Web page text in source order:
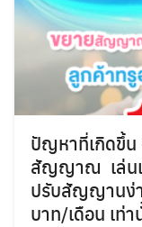
ปัญหาที่เกิดขึ้น
สัญญาณ เล่นเ
ปรับสัญญานง่า
บาท/เดือน เท่า